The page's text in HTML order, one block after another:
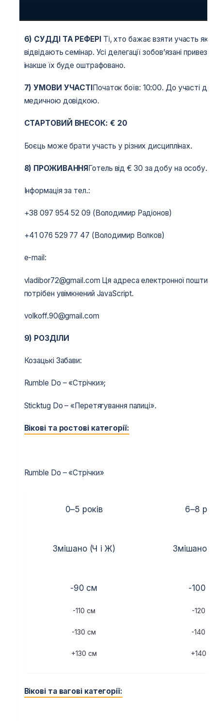
6) СУДДІ ТА РЕФЕРІ Ті, хто бажає взяти участь як
відвідають семінар. Усі делегації зобов’язані
інакше їх буде оштрафовано.
7) УМОВИ УЧАСТІПочаток боїв: 10:00. До участі
медичною довідкою.
СТАРТОВИЙ ВНЕСОК: € 20
Боєць може брати участь у різних дисциплінах.
8) ПРОЖИВАННЯГотель від € 30 за добу на особу.
Інформація за тел.:
+38 097 954 52 09 (Володимир Радіонов)
+41 076 529 77 47 (Володимир Волков)
e-mail:
vladibor72@gmail.com Ця адреса електронної пошти
потрібен увімкнений JavaScript.
volkoff.90@gmail.com
9) РОЗДІЛИ
Козацькі Забави:
Rumble Do – «Стрічки»;
Sticktug Do – «Перетягування палиці».
Вікові та ростові категорії:
Rumble Do – «Стрічки»
0–5 років 6–8
Змішано (Ч і Ж) Змішано
-90 см
-110 см
-130 см
+130 см
-100
-120 см
-140 см
+140 см
Вікові та вагові категорії: